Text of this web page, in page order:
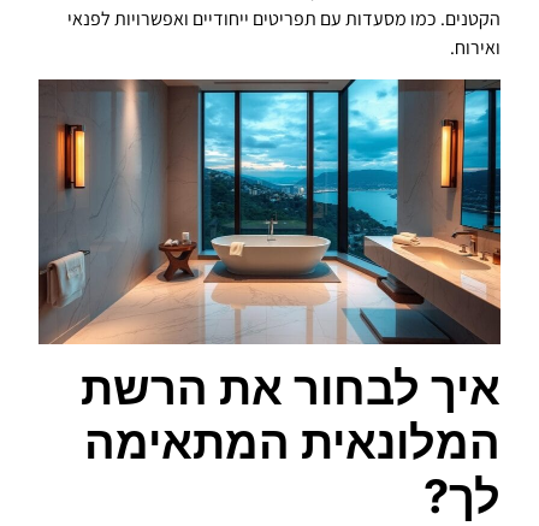
הקטנים. כמו מסעדות עם תפריטים ייחודיים ואפשרויות לפנאי
ואירוח.
איך לבחור את הרשת
המלונאית המתאימה
לך?